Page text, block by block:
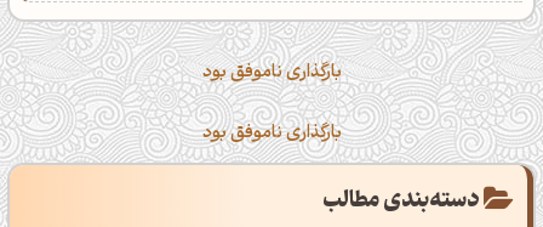
بارگذاری ناموفق بود
بارگذاری ناموفق بود
دسته‌بندی مطالب